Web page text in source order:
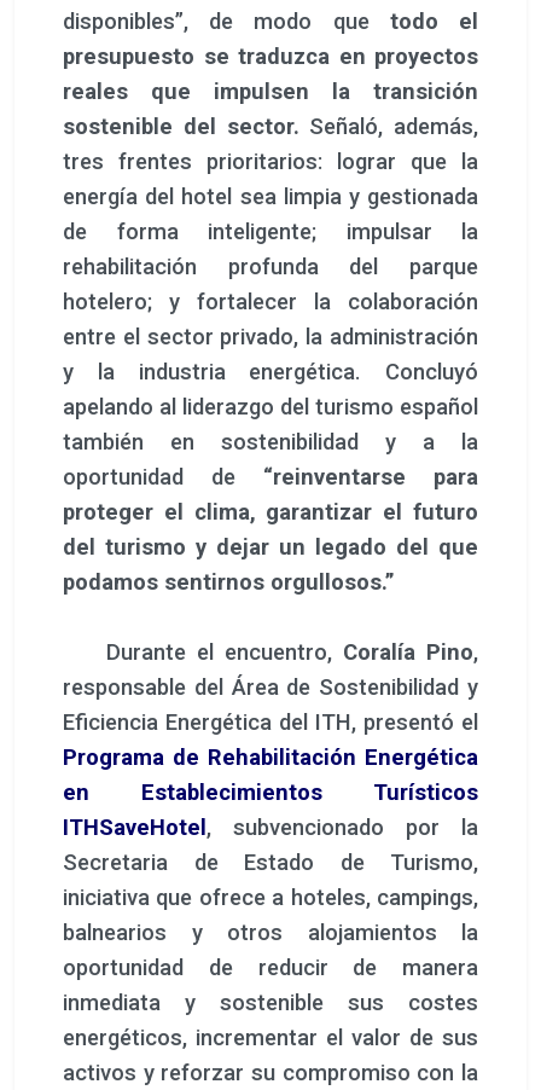
disponibles”, de modo que todo el
presupuesto se traduzca en proyectos
reales que impulsen la transición
sostenible del sector. Señaló, además,
tres frentes prioritarios: lograr que la
energía del hotel sea limpia y gestionada
de forma inteligente; impulsar la
rehabilitación profunda del parque
hotelero; y fortalecer la colaboración
entre el sector privado, la administración
y la industria energética. Concluyó
apelando al liderazgo del turismo español
también en sostenibilidad y a la
oportunidad de “reinventarse para
proteger el clima, garantizar el futuro
del turismo y dejar un legado del que
podamos sentirnos orgullosos.”
Durante el encuentro, Coralía Pino,
responsable del Área de Sostenibilidad y
Eficiencia Energética del ITH, presentó el
Programa de Rehabilitación Energética
en Establecimientos Turísticos
ITHSaveHotel, subvencionado por la
Secretaria de Estado de Turismo,
iniciativa que ofrece a hoteles, campings,
balnearios y otros alojamientos la
oportunidad de reducir de manera
inmediata y sostenible sus costes
energéticos, incrementar el valor de sus
activos y reforzar su compromiso con la